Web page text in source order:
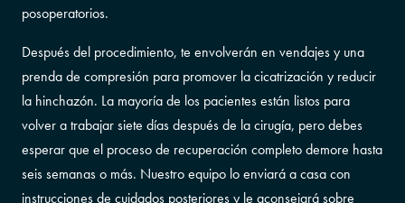
posoperatorios.
Después del procedimiento, te envolverán en vendajes y una
prenda de compresión para promover la cicatrización y reducir
la hinchazón. La mayoría de los pacientes están listos para
volver a trabajar siete días después de la cirugía, pero debes
esperar que el proceso de recuperación completo demore hasta
seis semanas o más. Nuestro equipo lo enviará a casa con
instrucciones de cuidados posteriores y le aconsejará sobre